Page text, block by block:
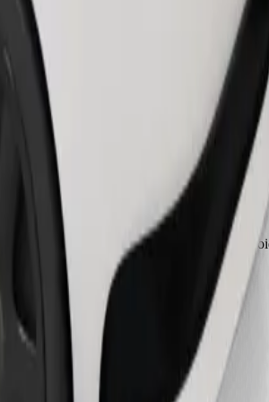
connaître les limites exactes d'âge, de